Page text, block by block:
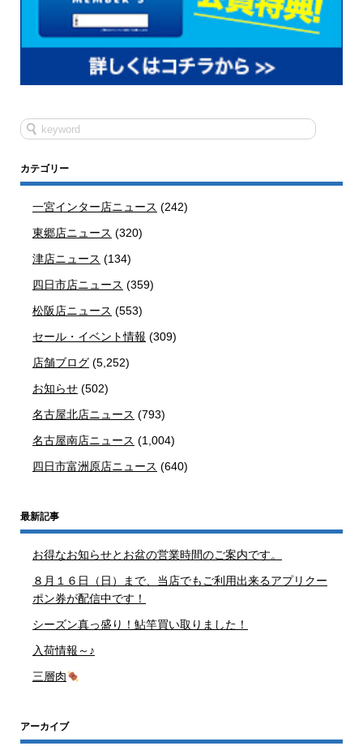
カテゴリー
一宮インター店ニュース (242)
東郷店ニュース (320)
津店ニュース (134)
四日市店ニュース (359)
松阪店ニュース (553)
セール・イベント情報 (309)
店舗ブログ (5,252)
お知らせ (502)
名古屋北店ニュース (793)
名古屋南店ニュース (1,004)
四日市富洲原店ニュース (640)
最新記事
お得なお知らせとお盆の営業時間のご案内です。
８月１６日（日）まで、当店でもご利用出来るアプリクー
ポン券が配信中です！
シーズン真っ盛り！鮎竿買い取りました！
入荷情報～♪
三層肉
アーカイブ